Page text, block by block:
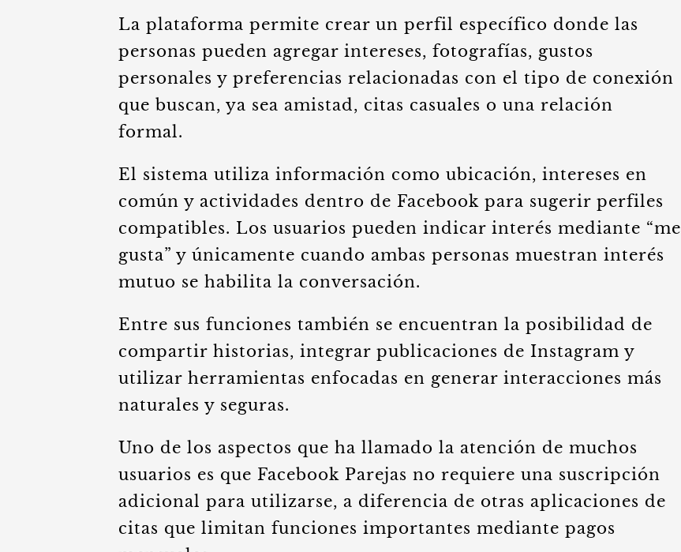
La plataforma permite crear un perfil específico donde las
personas pueden agregar intereses, fotografías, gustos
personales y preferencias relacionadas con el tipo de conexión
que buscan, ya sea amistad, citas casuales o una relación
formal.
El sistema utiliza información como ubicación, intereses en
común y actividades dentro de Facebook para sugerir perfiles
compatibles. Los usuarios pueden indicar interés mediante “me
gusta” y únicamente cuando ambas personas muestran interés
mutuo se habilita la conversación.
Entre sus funciones también se encuentran la posibilidad de
compartir historias, integrar publicaciones de Instagram y
utilizar herramientas enfocadas en generar interacciones más
naturales y seguras.
Uno de los aspectos que ha llamado la atención de muchos
usuarios es que Facebook Parejas no requiere una suscripción
adicional para utilizarse, a diferencia de otras aplicaciones de
citas que limitan funciones importantes mediante pagos